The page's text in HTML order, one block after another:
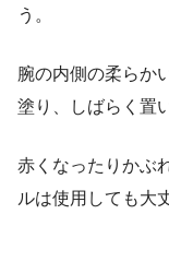
う。
腕の内側の柔らか
塗り、しばらく置
赤くなったりかぶ
ルは使用しても大